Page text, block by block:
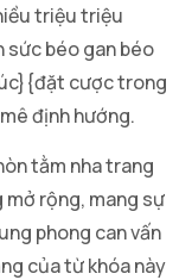
triệu triệu
sức béo gan béo
cược trong
định hướng.
tằm nha trang
rộng, mang sự
phong can vấn
của từ khóa này